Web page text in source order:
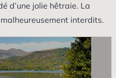
d’une jolie hêtraie. La
interdits.